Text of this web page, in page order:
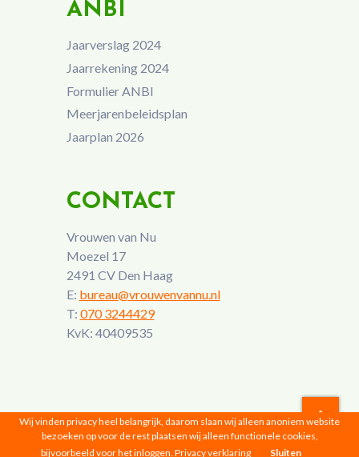
ANBI
Jaarverslag 2024
Jaarrekening 2024
Formulier ANBI
Meerjarenbeleidsplan
Jaarplan 2026
CONTACT
Vrouwen van Nu
Moezel 17
2491 CV Den Haag
E: bureau@vrouwenvannu.nl
T: 070 3244429
KvK: 40409535
Vrouwen van Nu © 2026 |Privacyverklaring
Wij vinden privacy heel belangrijk, daarom slaan wij alleen anoniem website
bezoeken op voor de rest plaatsen wij alleen functionele cookies,
bijvoorbeeld voor het inloggen. Privacy verklaring Sluiten